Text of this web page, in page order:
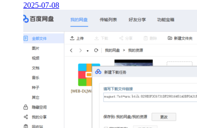
2025-07-08